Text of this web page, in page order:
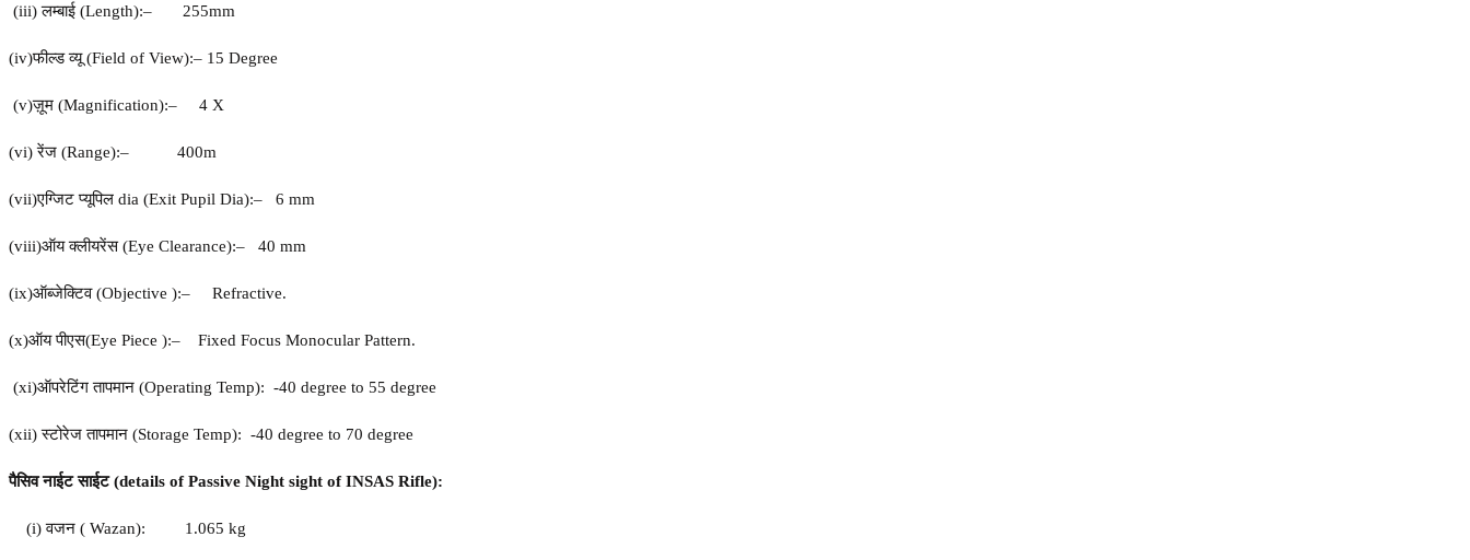
(iii)लम्बाई (Length):– 255mm
(iv)फील्ड व्यू(Field of View):– 15 Degree
(v)ज़ूम (Magnification):– 4 X
(vi) रेंज (Range):– 400m
(vii)एग्जिट प्यूपिल dia (Exit Pupil Dia):– 6 mm
(viii)ऑय क्लीयरेंस(Eye Clearance):– 40 mm
(ix)ऑब्जेक्टिव(Objective ):– Refractive.
(x)ऑय पीएस(Eye Piece ):– Fixed Focus Monocular Pattern.
(xi)ऑपरेटिंग तापमान (Operating Temp): -40 degree to 55 degree
(xii) स्टोरेज तापमान (Storage Temp): -40 degree to 70 degree
पैसिव नाईट साईट(details of Passive Night sight of INSAS Rifle):
(i) वजन ( Wazan): 1.065 kg